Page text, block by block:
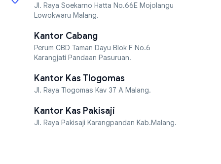
Jl. Raya Soekarno Hatta No.66E Mojolangu
Lowokwaru Malang.
Kantor Cabang
Perum CBD Taman Dayu Blok F No.6
Karangjati Pandaan Pasuruan.
Kantor Kas Tlogomas
Jl. Raya Tlogomas Kav 37 A Malang.
Kantor Kas Pakisaji
Jl. Raya Pakisaji Karangpandan Kab.Malang.